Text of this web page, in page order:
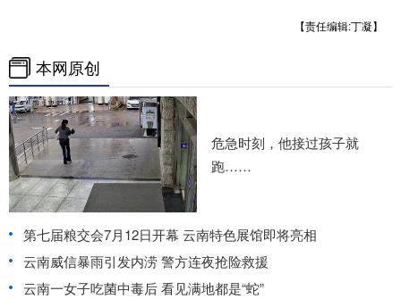
【责任编辑:丁凝】
本网原创
危急时刻，他接过孩子就
跑……
第七届粮交会7月12日开幕 云南特色展馆即将亮相
云南威信暴雨引发内涝 警方连夜抢险救援
云南一女子吃菌中毒后 看见满地都是“蛇”